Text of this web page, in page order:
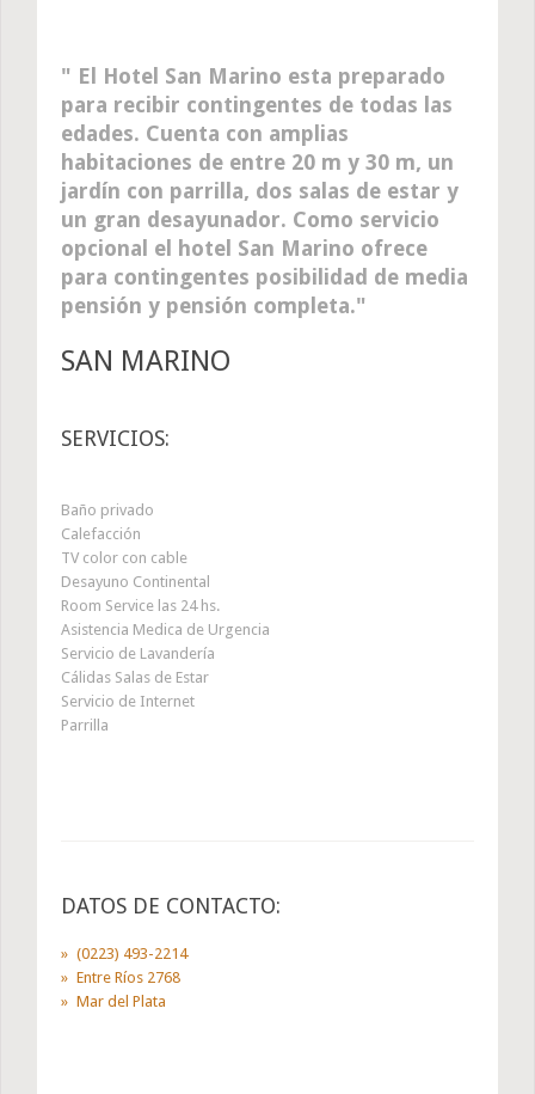
El Hotel San Marino esta preparado
para recibir contingentes de todas las
edades. Cuenta con amplias
habitaciones de entre 20 m y 30 m, un
jardín con parrilla, dos salas de estar y
un gran desayunador. Como servicio
opcional el hotel San Marino ofrece
para contingentes posibilidad de media
pensión y pensión completa.
SAN MARINO
SERVICIOS:
Baño privado
Calefacción
TV color con cable
Desayuno Continental
Room Service las 24 hs.
Asistencia Medica de Urgencia
Servicio de Lavandería
Cálidas Salas de Estar
Servicio de Internet
Parrilla
DATOS DE CONTACTO:
(0223) 493-2214
Entre Ríos 2768
Mar del Plata